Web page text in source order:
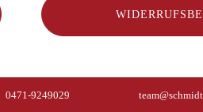
0471-9249029